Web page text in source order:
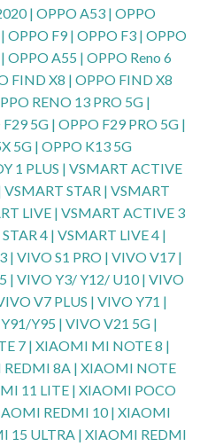
| OPPO A53 | OPPO
OPPO F9 | OPPO F3 | OPPO
OPPO A55 | OPPO Reno 6
FIND X8 | OPPO FIND X8
RENO 13 PRO 5G |
5G | OPPO F29 PRO 5G |
5G | OPPO K13 5G
1 PLUS | VSMART ACTIVE
STAR | VSMART
LIVE | VSMART ACTIVE 3
4 | VSMART LIVE 4 |
| VIVO S1 PRO | VIVO V17 |
| VIVO Y3/ Y12/ U10 | VIVO
V7 PLUS | VIVO Y71 |
Y95 | VIVO V21 5G |
7 | XIAOMI MI NOTE 8 |
8A | XIAOMI NOTE
11 LITE | XIAOMI POCO
REDMI 10 | XIAOMI
15 ULTRA | XIAOMI REDMI